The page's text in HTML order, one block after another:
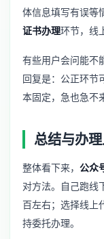
体信息填写有误等
证书办理环节，线
有些用户会问能不
回复是：公正环节
本固定，急也急不
总结与办
整体看下来， 公众
对方法。自己跑线
百左右；选择线上
持委托办理。